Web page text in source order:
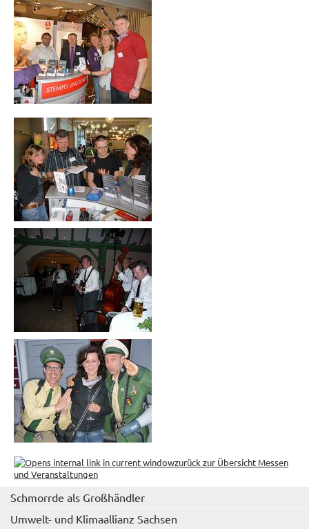
zurück zur Übersicht Messen
und Veranstaltungen
Schmorrde als Großhändler
Umwelt- und Klimaallianz Sachsen